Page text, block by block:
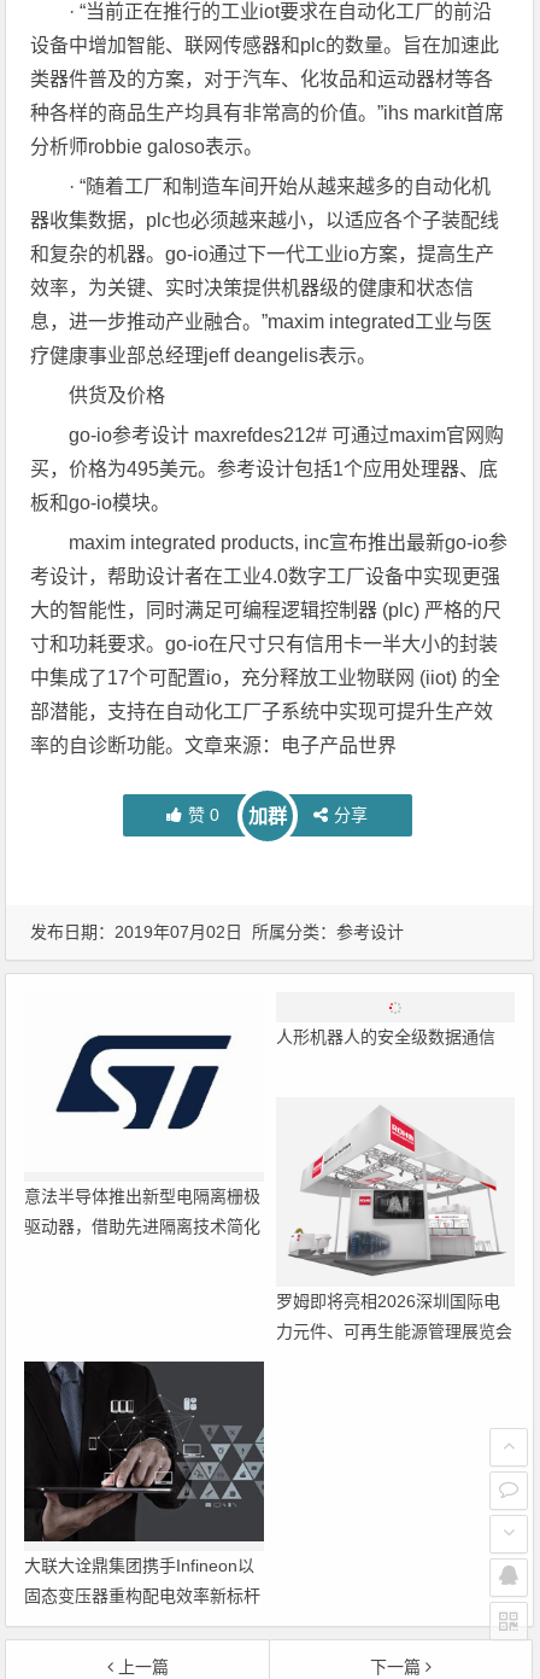
· “当前正在推行的工业iot要求在自动化工厂的前沿
设备中增加智能、联网传感器和plc的数量。旨在加速此
类器件普及的方案，对于汽车、化妆品和运动器材等各
种各样的商品生产均具有非常高的价值。”ihs markit首席
分析师robbie galoso表示。
· “随着工厂和制造车间开始从越来越多的自动化机
器收集数据，plc也必须越来越小，以适应各个子装配线
和复杂的机器。go-io通过下一代工业io方案，提高生产
效率，为关键、实时决策提供机器级的健康和状态信
息，进一步推动产业融合。”maxim integrated工业与医
疗健康事业部总经理jeff deangelis表示。
供货及价格
go-io参考设计 maxrefdes212# 可通过maxim官网购
买，价格为495美元。参考设计包括1个应用处理器、底
板和go-io模块。
maxim integrated products, inc宣布推出最新go-io参
考设计，帮助设计者在工业4.0数字工厂设备中实现更强
大的智能性，同时满足可编程逻辑控制器 (plc) 严格的尺
寸和功耗要求。go-io在尺寸只有信用卡一半大小的封装
中集成了17个可配置io，充分释放工业物联网 (iiot) 的全
部潜能，支持在自动化工厂子系统中实现可提升生产效
率的自诊断功能。文章来源：电子产品世界
赞 0 加群 分享
发布日期：2019年07月02日 所属分类：参考设计
意法半导体推出新型电隔离栅极
驱动器，借助先进隔离技术简化
人形机器人的安全级数据通信
罗姆即将亮相2026深圳国际电
力元件、可再生能源管理展览会
大联大诠鼎集团携手Infineon以
固态变压器重构配电效率新标杆
上一篇 下一篇